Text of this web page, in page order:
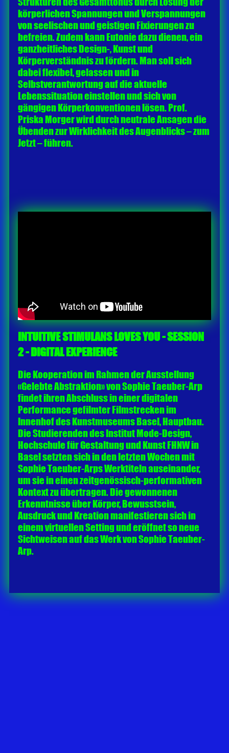
körperlichen Spannungen und Verspannungen
von seelischen und geistigen Fixierungen zu
befreien. Zudem kann Eutonie dazu dienen, ein
ganzheitliches Design-, Kunst und
Körperverständnis zu fördern. Man soll sich
dabei flexibel, gelassen und in
Selbstverantwortung auf die aktuelle
Lebenssituation einstellen und sich von
gängigen Körperkonventionen lösen. Prof.
Priska Morger wird durch neutrale Ansagen die
Übenden zur Wirklichkeit des Augenblicks – zum
Jetzt – führen.
INTUITIVE STIMULANS LOVES YOU - SESSION
2 - DIGITAL EXPERIENCE
Die Kooperation im Rahmen der Ausstellung
«Gelebte Abstraktion» von Sophie Taeuber-Arp
findet ihren Abschluss in einer digitalen
Performance gefilmter Filmstrecken im
Innenhof des Kunstmuseums Basel, Hauptbau.
Die Studierenden des Institut Mode-Design,
Hochschule für Gestaltung und Kunst FHNW in
Basel setzten sich in den letzten Wochen mit
Sophie Taeuber-Arps Werktiteln auseinander,
um sie in einen zeitgenössisch-performativen
Kontext zu übertragen. Die gewonnenen
Erkenntnisse über Körper, Bewusstsein,
Ausdruck und Kreation manifestieren sich in
einem virtuellen Setting und eröffnet so neue
Sichtweisen auf das Werk von Sophie Taeuber-
Arp.